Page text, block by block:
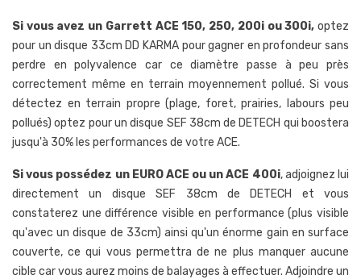
Si vous avez un Garrett ACE 150, 250, 200i ou 300i, optez
pour un disque 33cm DD KARMA pour gagner en profondeur sans
perdre en polyvalence car ce diamètre passe à peu près
correctement même en terrain moyennement pollué. Si vous
détectez en terrain propre (plage, foret, prairies, labours peu
pollués) optez pour un disque SEF 38cm de DETECH qui boostera
jusqu'à 30% les performances de votre ACE.
Si vous possédez un EURO ACE ou un ACE 400i, adjoignez lui
directement un disque SEF 38cm de DETECH et vous
constaterez une différence visible en performance (plus visible
qu'avec un disque de 33cm) ainsi qu'un énorme gain en surface
couverte, ce qui vous permettra de ne plus manquer aucune
cible car vous aurez moins de balayages à effectuer. Adjoindre un